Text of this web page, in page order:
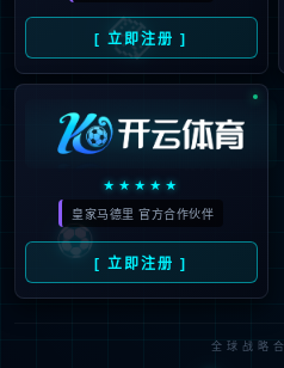
能你打开
书签，或
误的地
3秒后